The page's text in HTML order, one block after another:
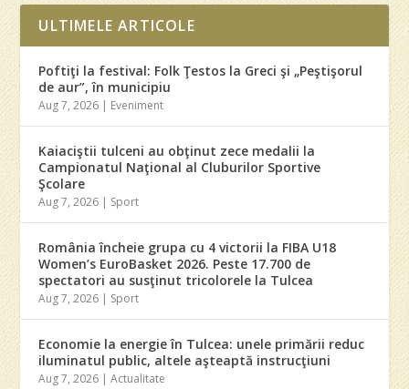
ULTIMELE ARTICOLE
Poftiţi la festival: Folk Ţestos la Greci şi „Peştişorul
de aur”, în municipiu
Aug 7, 2026 | Eveniment
Kaiaciştii tulceni au obţinut zece medalii la
Campionatul Naţional al Cluburilor Sportive
Şcolare
Aug 7, 2026 | Sport
România încheie grupa cu 4 victorii la FIBA U18
Women’s EuroBasket 2026. Peste 17.700 de
spectatori au susţinut tricolorele la Tulcea
Aug 7, 2026 | Sport
Economie la energie în Tulcea: unele primării reduc
iluminatul public, altele aşteaptă instrucţiuni
Aug 7, 2026 |Actualitate